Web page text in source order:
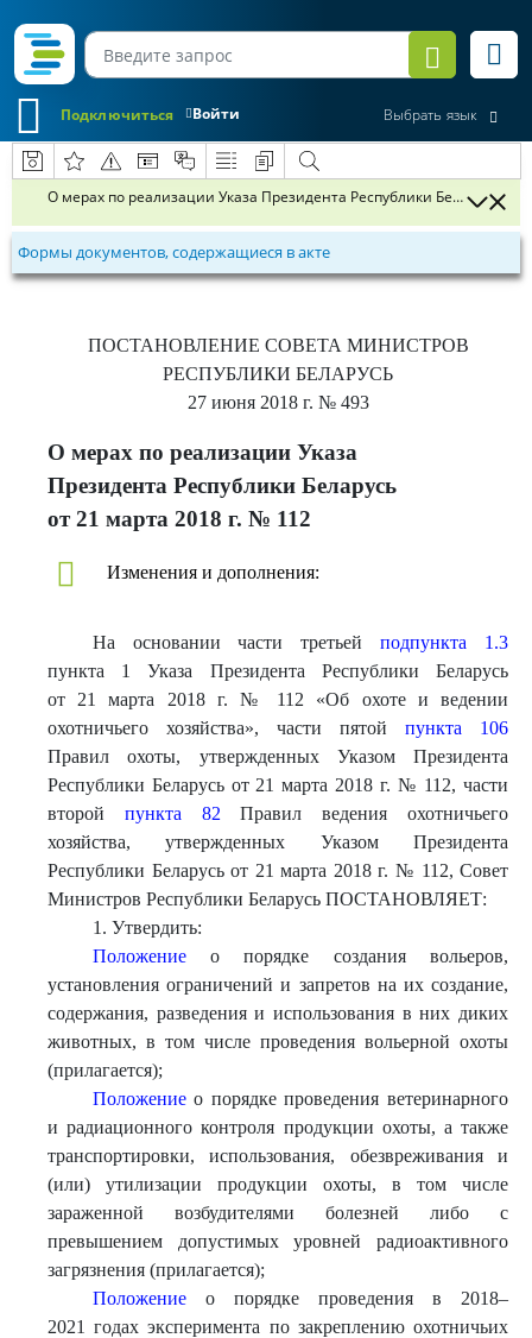
Войти
Подключиться Выбрать язык
О мерах по реализации Указа Президента Республики Беларусь от
Формы документов, содержащиеся в акте
ПОСТАНОВЛЕНИЕ СОВЕТА МИНИСТРОВ
РЕСПУБЛИКИ БЕЛАРУСЬ
27 июня 2018 г. № 493
О мерах по реализации Указа
Президента Республики Беларусь
от 21 марта 2018 г. № 112
Изменения и дополнения:
На основании части третьейподпункта 1.3
пункта 1 Указа Президента Республики Беларусь
от 21 марта 2018 г. № 112 «Об охоте и ведении
охотничьего хозяйства», части пятой пункта 106
Правил охоты, утвержденных Указом Президента
Республики Беларусь от 21 марта 2018 г. № 112, части
второй пункта 82 Правил ведения охотничьего
хозяйства, утвержденных Указом Президента
Республики Беларусь от 21 марта 2018 г. № 112, Совет
Министров Республики Беларусь ПОСТАНОВЛЯЕТ:
1. Утвердить:
Положениео порядке создания вольеров,
установления ограничений и запретов на их создание,
содержания, разведения и использования в них диких
животных, в том числе проведения вольерной охоты
(прилагается);
Положениео порядке проведения ветеринарного
и радиационного контроля продукции охоты, а также
транспортировки, использования, обезвреживания и
(или) утилизации продукции охоты, в том числе
зараженной возбудителями болезней либо с
превышением допустимых уровней радиоактивного
загрязнения (прилагается);
Положениео порядке проведения в 2018–
2021 годах эксперимента по закреплению охотничьих